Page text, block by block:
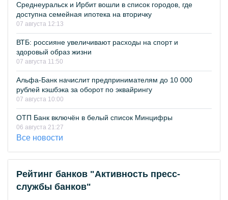
Среднеуральск и Ирбит вошли в список городов, где
доступна семейная ипотека на вторичку
07 августа 12:13
ВТБ: россияне увеличивают расходы на спорт и
здоровый образ жизни
07 августа 11:50
Альфа-Банк начислит предпринимателям до 10 000
рублей кэшбэка за оборот по эквайрингу
07 августа 10:00
ОТП Банк включён в белый список Минцифры
06 августа 21:27
Все новости
Рейтинг банков "Активность пресс-
службы банков"